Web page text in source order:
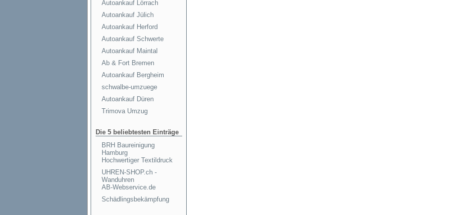
Autoankauf Lörrach
Autoankauf Jülich
Autoankauf Herford
Autoankauf Schwerte
Autoankauf Maintal
Ab & Fort Bremen
Autoankauf Bergheim
schwalbe-umzuege
Autoankauf Düren
Trimova Umzug
Die 5 beliebtesten Einträge
BRH Baureinigung
Hamburg
Hochwertiger Textildruck
UHREN-SHOP.ch -
Wanduhren
AB-Webservice.de
Schädlingsbekämpfung